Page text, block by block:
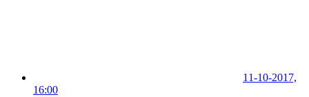
11-10-2017,
16:00